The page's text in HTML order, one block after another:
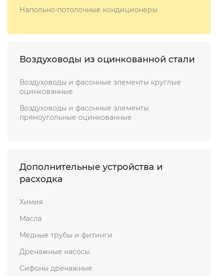
Напольно-потолочные кондиционеры
Воздуховоды из оцинкованной стали
Воздуховоды и фасонные элементы круглые
оцинкованные
Воздуховоды и фасонные элементы
прямоугольные оцинкованные
Дополнительные устройства и
расходка
Химия
Масла
Медные трубы и фитинги
Дренажные насосы
Сифоны дренажные